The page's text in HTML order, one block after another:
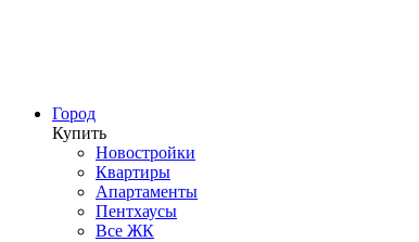
Город
Купить
Новостройки
Квартиры
Апартаменты
Пентхаусы
Все ЖК